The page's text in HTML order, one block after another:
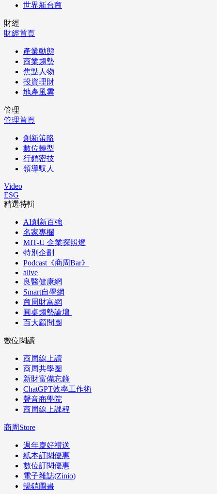
世界新台商
財經
財經首頁
產業動態
商業趨勢
焦點人物
投資理財
地產風雲
管理
管理首頁
創新策略
數位轉型
行銷密技
領導馭人
Video
ESG
精選特輯
AI創新百強
名家專欄
MIT-U 企業探照燈
特別企劃
Podcast《商周Bar》
alive
良醫健康網
Smart自學網
商周財富網
圓桌趨勢論壇
百大顧問團
數位閱讀
商周線上讀
商周共學圈
新財富備忘錄
ChatGPT效率工作術
聲音商學院
商周線上課程
商周Store
週年慶好禮送
紙本訂閱優惠
數位訂閱優惠
電子雜誌(Zinio)
暢銷圖書